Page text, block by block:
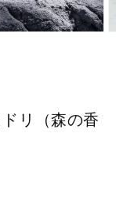
リ（森の香